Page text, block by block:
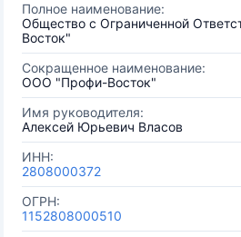
Полное наименование:
Общество с Ограниченной
Восток"
Сокращенное наименование:
ООО "Профи-Восток"
Имя руководителя:
Алексей Юрьевич Власов
ИНН:
2808000372
ОГРН:
1152808000510